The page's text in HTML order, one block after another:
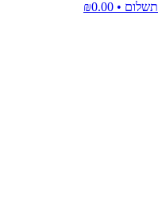
תשלום • ₪0.00